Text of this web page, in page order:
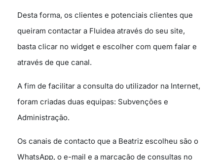
Desta forma, os clientes e potenciais clientes que
queiram contactar a Fluidea através do seu site,
basta clicar no widget e escolher com quem falar e
através de que canal.
A fim de facilitar a consulta do utilizador na Internet,
foram criadas duas equipas: Subvenções e
Administração.
Os canais de contacto que a Beatriz escolheu são o
WhatsApp, o e-mail e a marcação de consultas no